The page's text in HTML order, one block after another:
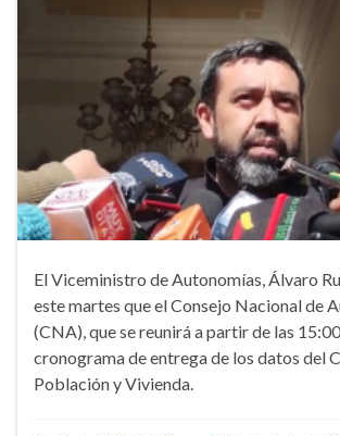
El Viceministro de Autonomías, Álvaro
este martes que el Consejo Nacional de
(CNA), que se reunirá a partir de las
cronograma de entrega de los datos del
Población y Vivienda.